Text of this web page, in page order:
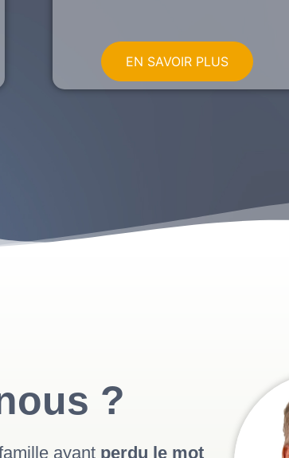
EN SAVOIR PLUS
?
ayant perdu le mot